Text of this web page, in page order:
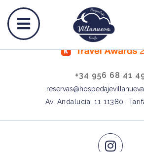
+34 956 68 41
Av. Andalucía, 11 11380